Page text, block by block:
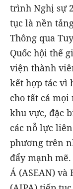
trình Nghị sự
tục là nền
Thông qua
Quốc hội thế
viện thành
kết hợp tác vì
cho tất cả
khu vực, đặc
các nỗ lực
phương trên
đẩy mạnh
Á (ASEAN)